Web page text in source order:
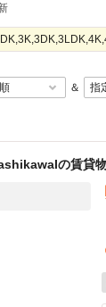
＆
の賃貸